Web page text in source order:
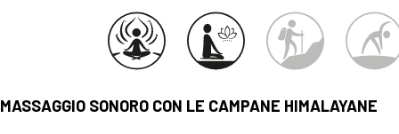
MASSAGGIO SONORO CON LE CAMPANE HIMALAYANE